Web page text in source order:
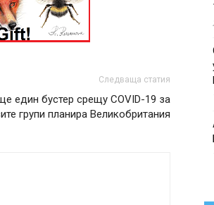
Следваща статия
един бустер срещу COVID-19 за
групи планира Великобритания